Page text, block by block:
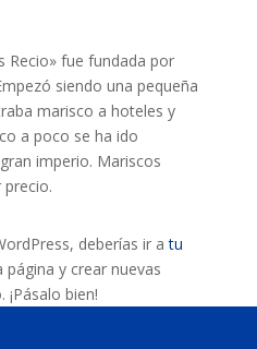
Recio» fue fundada por
siendo una pequeña
marisco a hoteles y
a poco se ha ido
imperio. Mariscos
deberías ir atu
y crear nuevas
bien!